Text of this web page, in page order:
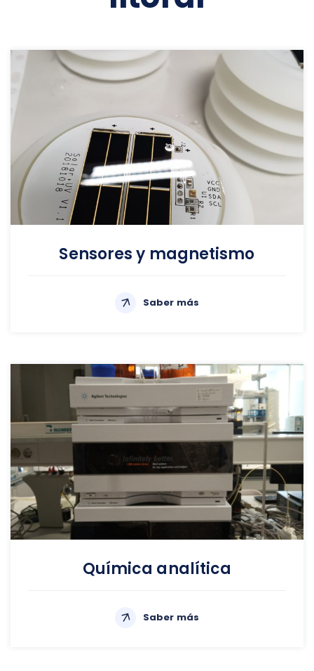
Sensores y magnetismo
Saber más
Química analítica
Saber más